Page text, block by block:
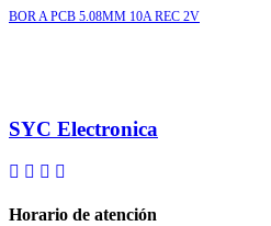
BOR A PCB 5.08MM 10A REC 2V
SYC Electronica
Horario de atención